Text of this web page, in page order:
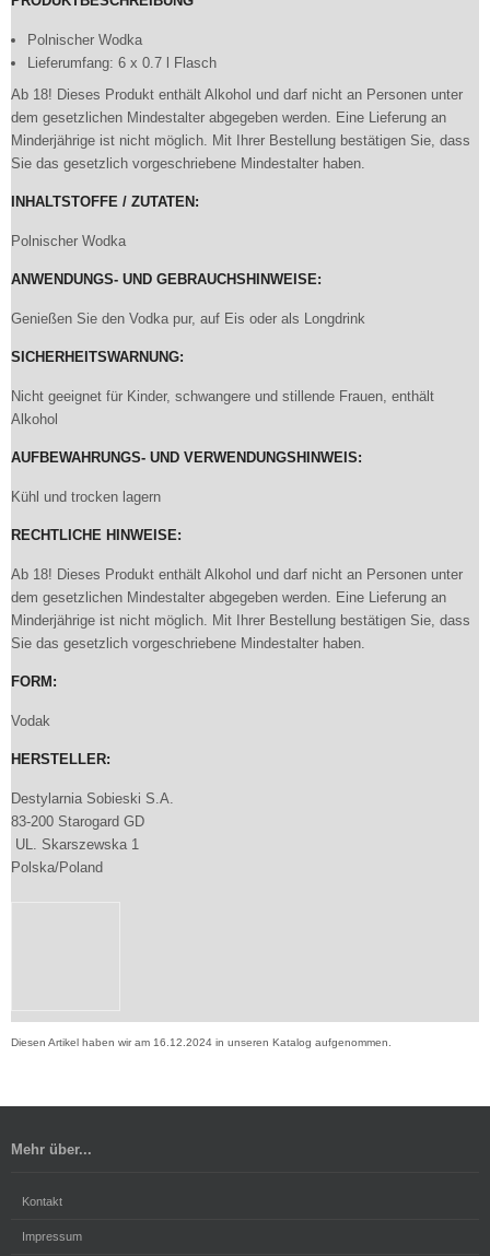
Polnischer Wodka
Lieferumfang: 6 x 0.7 l Flasch
Ab 18! Dieses Produkt enthält Alkohol und darf nicht an Personen unter
dem gesetzlichen Mindestalter abgegeben werden. Eine Lieferung an
Minderjährige ist nicht möglich. Mit Ihrer Bestellung bestätigen Sie, dass
Sie das gesetzlich vorgeschriebene Mindestalter haben.
INHALTSTOFFE / ZUTATEN:
Polnischer Wodka
ANWENDUNGS- UND GEBRAUCHSHINWEISE:
Genießen Sie den Vodka pur, auf Eis oder als Longdrink
SICHERHEITSWARNUNG:
Nicht geeignet für Kinder, schwangere und stillende Frauen, enthält
Alkohol
AUFBEWAHRUNGS- UND VERWENDUNGSHINWEIS:
Kühl und trocken lagern
RECHTLICHE HINWEISE:
Ab 18! Dieses Produkt enthält Alkohol und darf nicht an Personen unter
dem gesetzlichen Mindestalter abgegeben werden. Eine Lieferung an
Minderjährige ist nicht möglich. Mit Ihrer Bestellung bestätigen Sie, dass
Sie das gesetzlich vorgeschriebene Mindestalter haben.
FORM:
Vodak
HERSTELLER:
Destylarnia Sobieski S.A.
83-200 Starogard GD
UL. Skarszewska 1
Polska/Poland
Diesen Artikel haben wir am 16.12.2024 in unseren Katalog aufgenommen.
Mehr über...
Kontakt
Impressum